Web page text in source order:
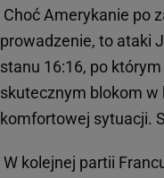
Choć Amerykanie po
prowadzenie, to ataki
stanu 16:16, po
skutecznym blokom w
komfortowej sytuacji.
W kolejnej partii